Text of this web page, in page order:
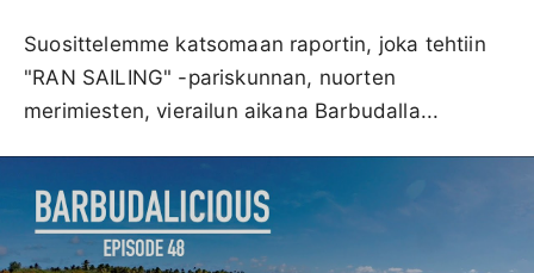
Suosittelemme katsomaan raportin, joka tehtiin
"RAN SAILING" -pariskunnan, nuorten
merimiesten, vierailun aikana Barbudalla...